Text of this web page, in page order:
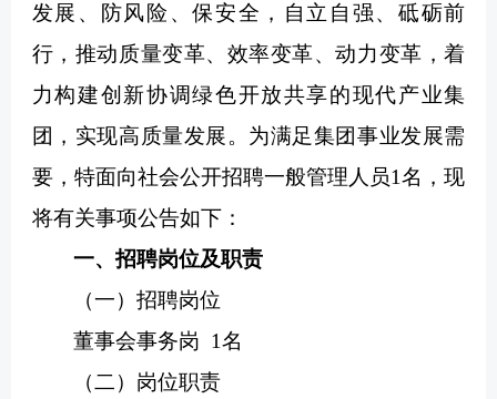
发展、防风险、保安全，自立自强、砥砺前
行，推动质量变革、效率变革、动力变革，着
力构建创新协调绿色开放共享的现代产业集
团，实现高质量发展。为满足集团事业发展需
要，特面向社会公开招聘一般管理人员1名，现
将有关事项公告如下：
一、招聘岗位及职责
（一）招聘岗位
董事会事务岗 1名
（二）岗位职责